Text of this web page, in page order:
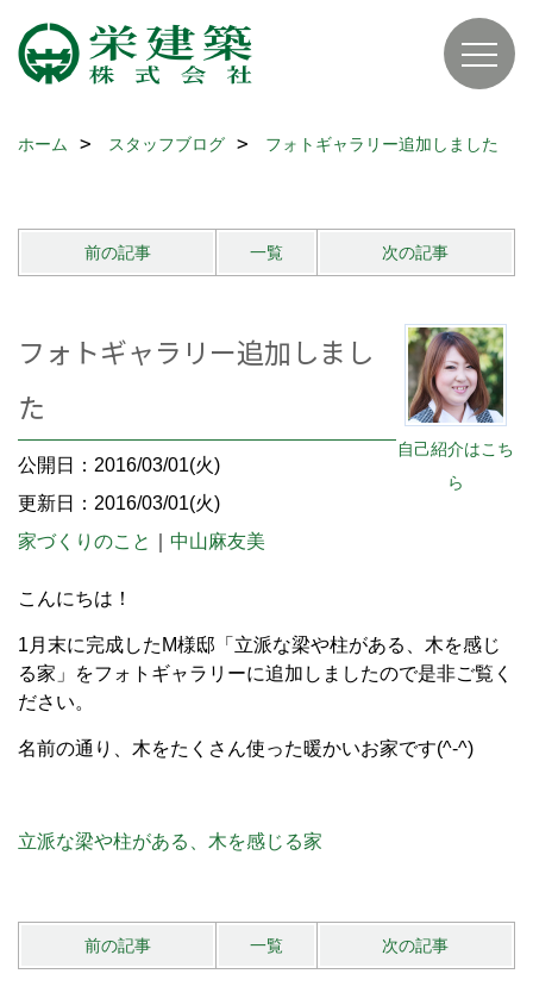
ホーム スタッフブログ フォトギャラリー追加しました
前の記事 一覧 次の記事
自己紹介はこち
ら
フォトギャラリー追加しまし
た
公開日：2016/03/01(火)
更新日：2016/03/01(火)
家づくりのこと
中山麻友美
こんにちは！
1月末に完成したM様邸「立派な梁や柱がある、木を感じ
る家」をフォトギャラリーに追加しましたので是非ご覧く
ださい。
名前の通り、木をたくさん使った暖かいお家です(^-^)
立派な梁や柱がある、木を感じる家
前の記事 一覧 次の記事